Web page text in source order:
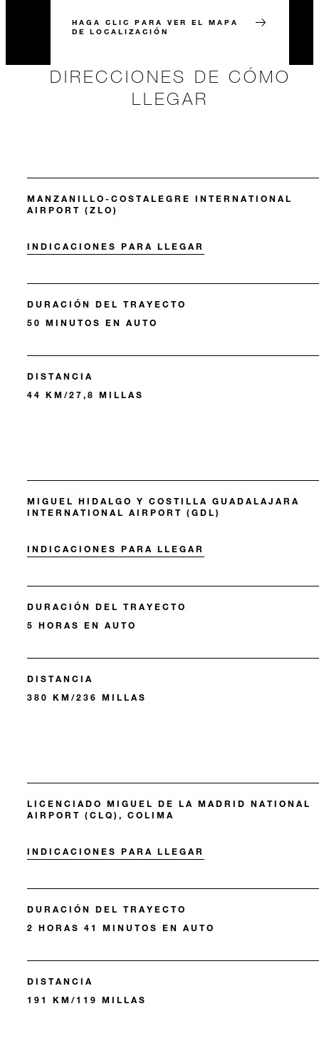
HAGA CLIC PARA VER EL MAPA
DE LOCALIZACIÓN
DIRECCIONES DE CÓMO
LLEGAR
MANZANILLO-COSTALEGRE INTERNATIONAL
AIRPORT (ZLO)
INDICACIONES PARA LLEGAR
DURACIÓN DEL TRAYECTO
50 MINUTOS EN AUTO
DISTANCIA
44 KM/27,8 MILLAS
MIGUEL HIDALGO Y COSTILLA GUADALAJARA
INTERNATIONAL AIRPORT (GDL)
INDICACIONES PARA LLEGAR
DURACIÓN DEL TRAYECTO
5 HORAS EN AUTO
DISTANCIA
380 KM/236 MILLAS
LICENCIADO MIGUEL DE LA MADRID NATIONAL
AIRPORT (CLQ), COLIMA
INDICACIONES PARA LLEGAR
DURACIÓN DEL TRAYECTO
2 HORAS 41 MINUTOS EN AUTO
DISTANCIA
191 KM/119 MILLAS